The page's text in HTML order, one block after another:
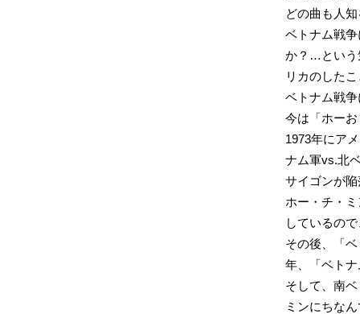
どの曲も人
ベトナム戦
か？…という
リカのした
ベトナム戦
今は「ホー
1973年にア
ナム軍vs.北
サイゴンが
ホー・チ・
しているの
その後、「
年、「ベト
そして、南
ミンにちな